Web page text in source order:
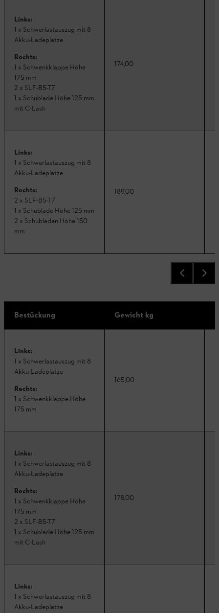
Links:
1 x Schwerlastauszug mit 8
Akku-Ladeplätze
Rechts:
1 x Schwenkklappe Höhe
175 mm
2 x SLF-B5-T7
1 x Schublade Höhe 125 mm
mit C-Lash
174,00
Links:
1 x Schwerlastauszug mit 8
Akku-Ladeplätze
Rechts:
2 x SLF-B5-T7
1 x Schublade Höhe 125 mm
2 x Schubladen Höhe 150
mm
189,00
Bestückung Gewicht kg
Links:
1 x Schwerlastauszug mit 8
Akku-Ladeplätze
Rechts:
1 x Schwenkklappe Höhe
175 mm
165,00
Links:
1 x Schwerlastauszug mit 8
Akku-Ladeplätze
Rechts:
1 x Schwenkklappe Höhe
175 mm
2 x SLF-B5-T7
1 x Schublade Höhe 125 mm
mit C-Lash
178,00
Links:
1 x Schwerlastauszug mit 8
Akku-Ladeplätze